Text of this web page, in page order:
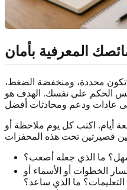
المعرفية بأمان
تكون محددة، ومنخفضة الضغط،
الحكم على نفسك. الهدف هو
أيام. اكتب كل يوم ملاحظة أو
ما الذي جعله أصعب؟
الخطوات أو الأسماء أو
التعليمات؟ ما الذي ساعد؟